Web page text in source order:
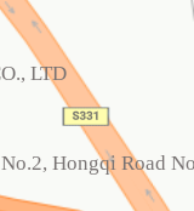
LTD
Hongqi Road